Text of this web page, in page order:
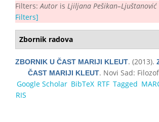
Filters: Autor is Ljiljana Pešikan–Ljuštanović
Filters]
Zbornik radova
ZBORNIK U ČAST MARIJI KLEUT. (2013).
ČAST MARIJI KLEUT. Novi Sad:
Google Scholar BibTeX RTF Tagged
RIS